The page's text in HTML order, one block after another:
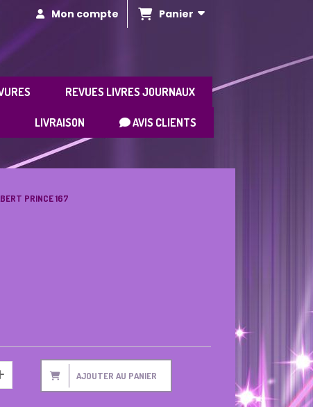
Mon compte Panier
REVUES LIVRES JOURNAUX
LIVRAISON AVIS CLIENTS
PRINCE 167
AJOUTER AU PANIER